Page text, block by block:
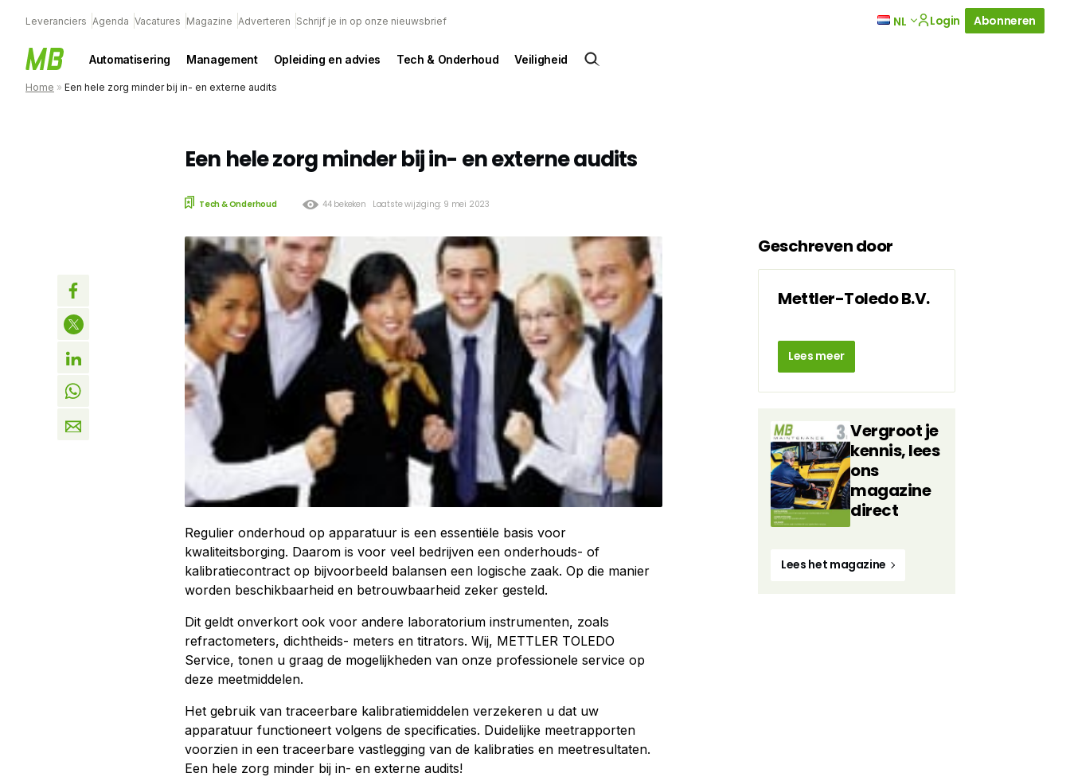
Leveranciers Agenda Vacatures Magazine Adverteren Schrijf je in op onze nieuwsbrief NL Login Abonneren
Automatisering Management Opleiding en advies Tech & Onderhoud Veiligheid
Home » Een hele zorg minder bij in- en externe audits
Een hele zorg minder bij in- en externe audits
Tech & Onderhoud 44 bekeken Laatste wijziging: 9 mei 2023
Regulier onderhoud op apparatuur is een essentiële basis voor
kwaliteitsborging. Daarom is voor veel bedrijven een onderhouds- of
kalibratiecontract op bijvoorbeeld balansen een logische zaak. Op die manier
worden beschikbaarheid en betrouwbaarheid zeker gesteld.
Dit geldt onverkort ook voor andere laboratorium instrumenten, zoals
refractometers, dichtheids- meters en titrators. Wij, METTLER TOLEDO
Service, tonen u graag de mogelijkheden van onze professionele service op
deze meetmiddelen.
Het gebruik van traceerbare kalibratiemiddelen verzekeren u dat uw
apparatuur functioneert volgens de specificaties. Duidelijke meetrapporten
voorzien in een traceerbare vastlegging van de kalibraties en meetresultaten.
Een hele zorg minder bij in- en externe audits!
Geschreven door
Mettler-Toledo B.V.
Lees meer
Vergroot je
kennis, lees
ons
magazine
direct
Lees het magazine